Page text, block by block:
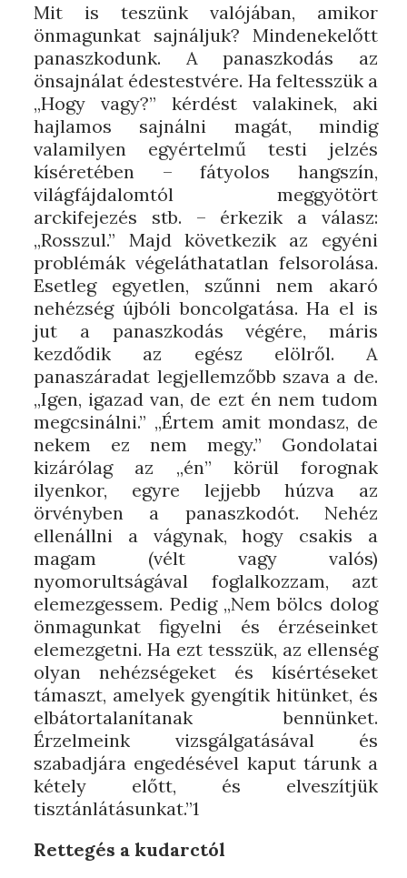
Mit is teszünk valójában, amikor
önmagunkat sajnáljuk? Mindenekelőtt
panaszkodunk. A panaszkodás az
önsajnálat édestestvére. Ha feltesszük a
„Hogy vagy?” kérdést valakinek, aki
hajlamos sajnálni magát, mindig
valamilyen egyértelmű testi jelzés
kíséretében – fátyolos hangszín,
világfájdalomtól meggyötört
arckifejezés stb. – érkezik a válasz:
„Rosszul.” Majd következik az egyéni
problémák végeláthatatlan felsorolása.
Esetleg egyetlen, szűnni nem akaró
nehézség újbóli boncolgatása. Ha el is
jut a panaszkodás végére, máris
kezdődik az egész elölről. A
panaszáradat legjellemzőbb szava a de.
„Igen, igazad van, de ezt én nem tudom
megcsinálni.” „Értem amit mondasz, de
nekem ez nem megy.” Gondolatai
kizárólag az „én” körül forognak
ilyenkor, egyre lejjebb húzva az
örvényben a panaszkodót. Nehéz
ellenállni a vágynak, hogy csakis a
magam (vélt vagy valós)
nyomorultságával foglalkozzam, azt
elemezgessem. Pedig „Nem bölcs dolog
önmagunkat figyelni és érzéseinket
elemezgetni. Ha ezt tesszük, az ellenség
olyan nehézségeket és kísértéseket
támaszt, amelyek gyengítik hitünket, és
elbátortalanítanak bennünket.
Érzelmeink vizsgálgatásával és
szabadjára engedésével kaput tárunk a
kétely előtt, és elveszítjük
tisztánlátásunkat.”1
Rettegés a kudarctól